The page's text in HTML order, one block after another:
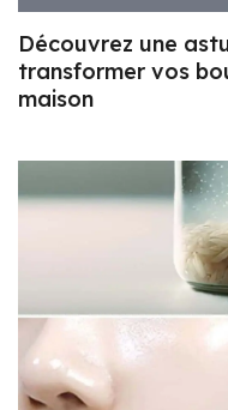
Découvrez une
transformer vos
maison